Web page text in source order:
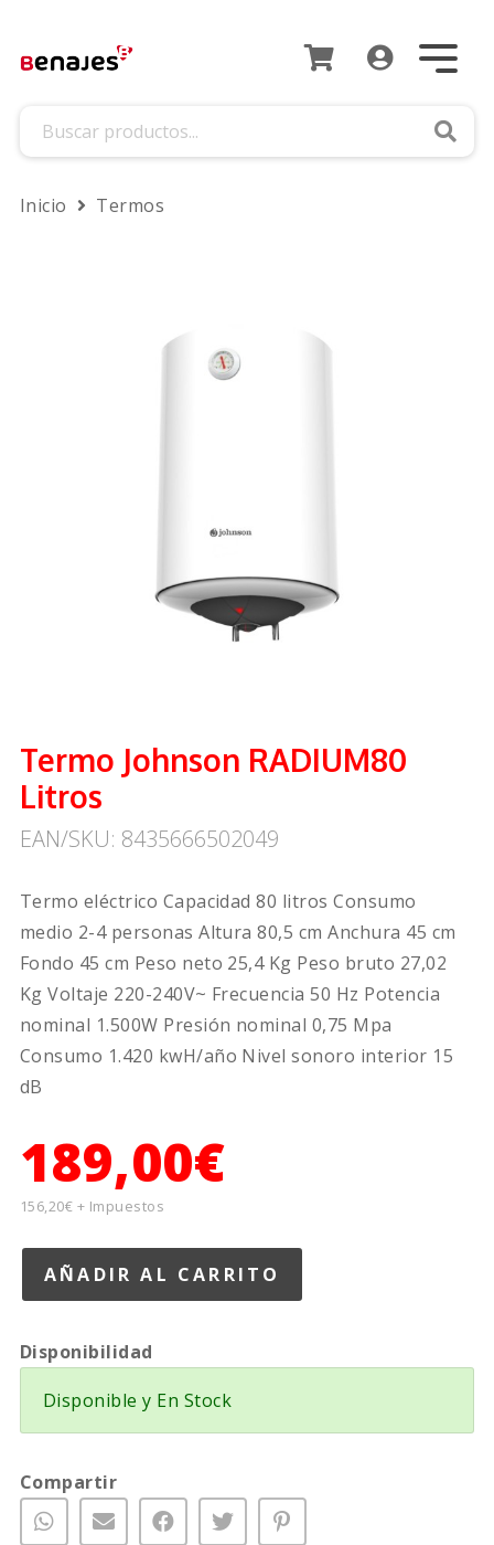
Inicio
 Termos
Termo Johnson RADIUM80
Litros
EAN/SKU: 8435666502049
Termo eléctrico Capacidad 80 litros Consumo
medio 2-4 personas Altura 80,5 cm Anchura 45 cm
Fondo 45 cm Peso neto 25,4 Kg Peso bruto 27,02
Kg Voltaje 220-240V~ Frecuencia 50 Hz Potencia
nominal 1.500W Presión nominal 0,75 Mpa
Consumo 1.420 kwH/año Nivel sonoro interior 15
dB
189,00€
156,20€ + Impuestos
Disponibilidad
Disponible y En Stock
Compartir